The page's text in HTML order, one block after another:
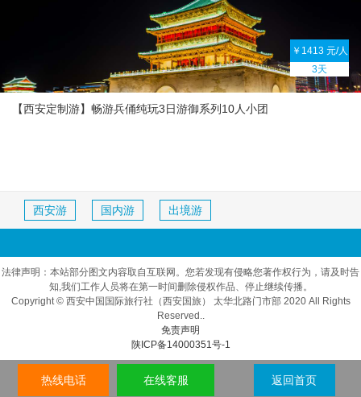
￥1413 元/人
3天
【西安定制游】畅游兵俑纯玩3日游御系列10人小团
西安游 国内游 出境游
法律声明：本站部分图文内容取自互联网。您若发现有侵略您著作权行为，请及时告
知,我们工作人员将在第一时间删除侵权作品、停止继续传播。
Copyright © 西安中国国际旅行社（西安国旅） 太华北路门市部 2020 All Rights
Reserved..
免责声明
陕ICP备14000351号-1
热线电话 在线客服 返回首页